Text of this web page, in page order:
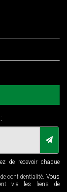
de recevoir chaque
confidentialité. Vous
via les liens de